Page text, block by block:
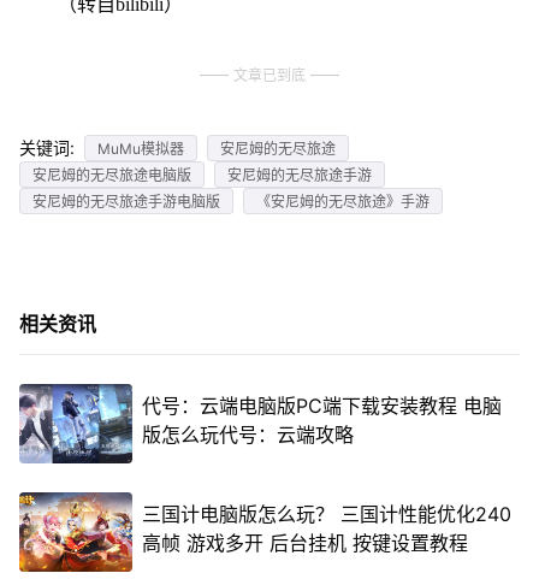
（转自bilibili）
文章已到底
关键词: MuMu模拟器
安尼姆的无尽旅途
安尼姆的无尽旅途电脑版
安尼姆的无尽旅途手游
安尼姆的无尽旅途手游电脑版
《安尼姆的无尽旅途》手游
相关资讯
代号：云端电脑版PC端下载安装教程 电脑
版怎么玩代号：云端攻略
三国计电脑版怎么玩？ 三国计性能优化240
高帧 游戏多开 后台挂机 按键设置教程